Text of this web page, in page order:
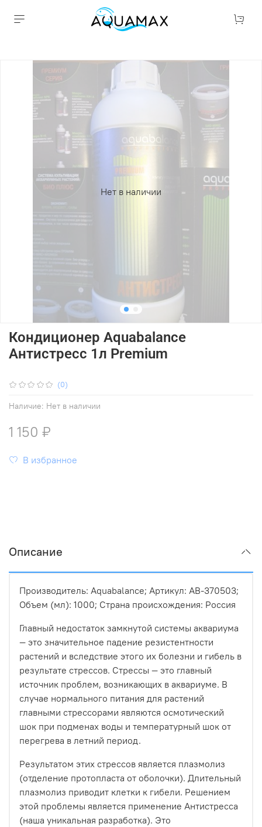
Нет в наличии
(0)
Наличие: Нет в наличии
Кондиционер Aquabalance
Антистресс 1л Premium
1 150 ₽
В избранное
Описание
Производитель: Aquabalance; Артикул: AB-370503;
Объем (мл): 1000; Страна происхождения: Россия
Главный недостаток замкнутой системы аквариума
— это значительное падение резистентности
растений и вследствие этого их болезни и гибель в
результате стрессов. Стрессы — это главный
источник проблем, возникающих в аквариуме. В
случае нормального питания для растений
главными стрессорами являются осмотический
шок при подменах воды и температурный шок от
перегрева в летний период.
Результатом этих стрессов является плазмолиз
(отделение протопласта от оболочки). Длительный
плазмолиз приводит клетки к гибели. Решением
этой проблемы является применение Антистресса
(наша уникальная разработка). Это